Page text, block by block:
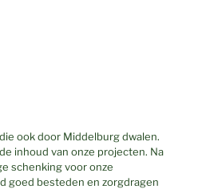
ook door Middelburg dwalen.
inhoud van onze projecten. Na
schenking voor onze
goed besteden en zorgdragen